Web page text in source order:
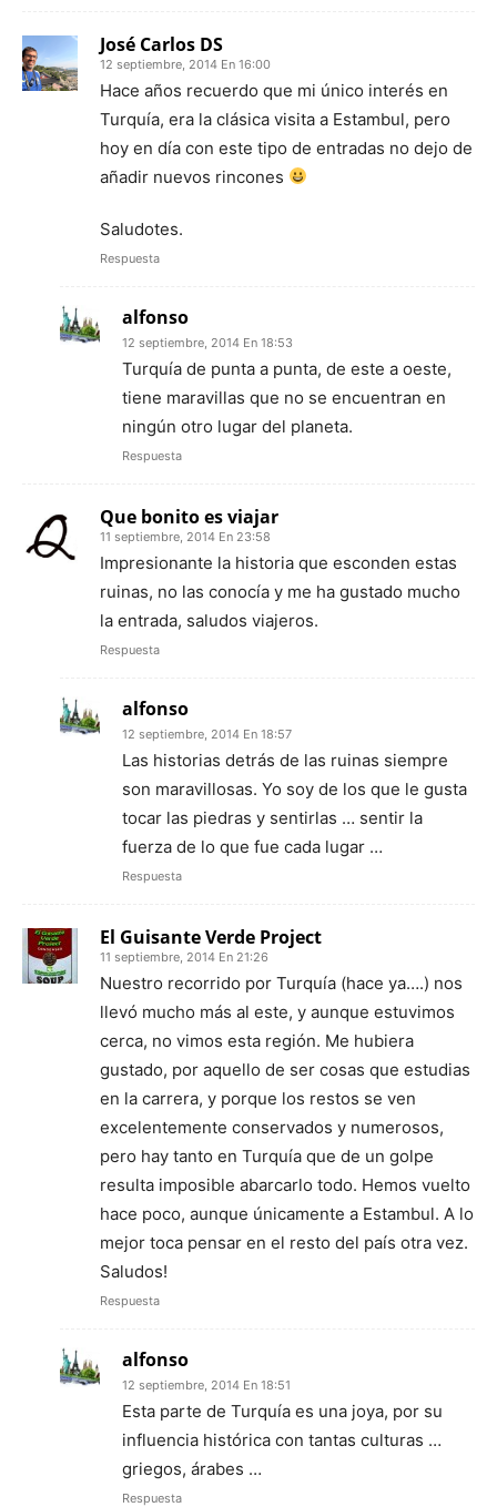
José Carlos DS
12 septiembre, 2014 En 16:00
Hace años recuerdo que mi único interés en
Turquía, era la clásica visita a Estambul, pero
hoy en día con este tipo de entradas no dejo de
añadir nuevos rincones
Saludotes.
Respuesta
alfonso
12 septiembre, 2014 En 18:53
Turquía de punta a punta, de este a oeste,
tiene maravillas que no se encuentran en
ningún otro lugar del planeta.
Respuesta
Que bonito es viajar
11 septiembre, 2014 En 23:58
Impresionante la historia que esconden estas
ruinas, no las conocía y me ha gustado mucho
la entrada, saludos viajeros.
Respuesta
alfonso
12 septiembre, 2014 En 18:57
Las historias detrás de las ruinas siempre
son maravillosas. Yo soy de los que le gusta
tocar las piedras y sentirlas … sentir la
fuerza de lo que fue cada lugar …
Respuesta
El Guisante Verde Project
11 septiembre, 2014 En 21:26
Nuestro recorrido por Turquía (hace ya….) nos
llevó mucho más al este, y aunque estuvimos
cerca, no vimos esta región. Me hubiera
gustado, por aquello de ser cosas que estudias
en la carrera, y porque los restos se ven
excelentemente conservados y numerosos,
pero hay tanto en Turquía que de un golpe
resulta imposible abarcarlo todo. Hemos vuelto
hace poco, aunque únicamente a Estambul. A lo
mejor toca pensar en el resto del país otra vez.
Saludos!
Respuesta
alfonso
12 septiembre, 2014 En 18:51
Esta parte de Turquía es una joya, por su
influencia histórica con tantas culturas …
griegos, árabes …
Respuesta